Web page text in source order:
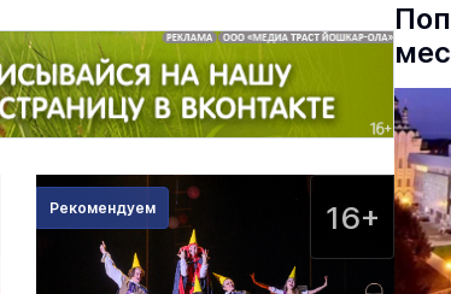
Рекомендуем 16+